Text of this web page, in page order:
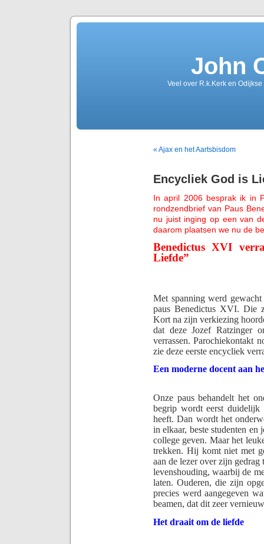
John
Veel over R.k.Kerk en
« Ajax en het Aartsbisdom
Encycliek God is
In april 2006 besprak ik in
rondzendbrief van Paus
nu juist inging op een van
daarom plaatsen we nu de
Benedictus XVI
Liefde”
Met spanning werd
paus Benedictus XVI. Die
Kort na zijn verkiezing
dat deze Jozef Ratzinger
verrassen. Parochiekontakt
zie deze eerste encycliek
Een moderne docent aan
Onze paus behandelt het
begrip wordt eerst
heeft. Dan wordt het
in elkaar, beste studenten en
college geven. Maar het
trekken. Hij komt niet met
aan de lezer over zijn
levenshouding, waarbij de
laten. Ouderen, die zijn
precies werd aangegeven
beamen, dat dit zeer
Het draait om de liefde